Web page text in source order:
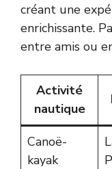
créant une
enrichissante.
entre amis ou
Activité
nautique
Canoë-
kayak